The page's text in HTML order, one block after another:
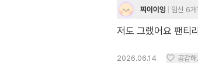
찌이이잉 임신 6개
저도 그랬어요 팬티
2026.06.14 공감